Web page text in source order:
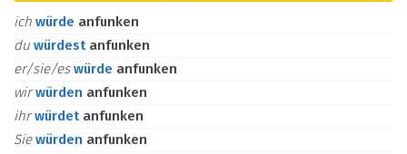
ich würde anfunken
du würdest anfunken
er/sie/eswürde anfunken
wirwürden anfunken
ihrwürdet anfunken
Siewürden anfunken